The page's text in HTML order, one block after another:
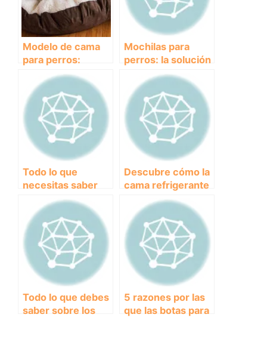
Modelo de cama
para perros:
¿cómo elegir la
mejor?
Mochilas para
perros: la solución
perfecta para
llevar todo lo
necesario en tus
aventuras juntos
Todo lo que
necesitas saber
sobre el colchón
ortopédico para
perros: beneficios
recomendaciones
Descubre cómo la
cama refrigerante
para perros puede
mejorar la calidad
de vida de tu
mascota
Todo lo que debes
saber sobre los
5 razones por las
que las botas para